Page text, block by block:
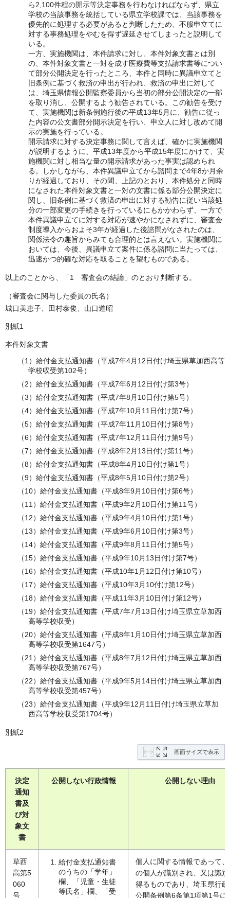
ら2,100件程の開示等決定事務を行わなければならず、県立
学校の当該事務を統括している県立学校課では、当該事務を
優先的に処理する必要があると判断したため、不服申立てに
対する事務処理をやむを得ず遅延させてしまったと説明して
いる。
一方、実施機関は、本件請求に対し、本件対象文書とは別
の、本件対象文書と一対を成す医療費等支払請求書等につい
て部分公開決定を行ったところ、本件と同時に異議申立てと
旧条例に基づく救済の申出が行われ、救済の申出に対して
は、埼玉県情報公開監察委員から当初の部分公開決定の一部
を取り消し、公開するよう勧告されている。この勧告を受け
て、実施機関は新条例施行後の平成13年5月に、勧告に従っ
た内容の公文書部分開示決定を行い、申立人に対し改めて開
示の実施を行っている。
開示請求に対する決定事務に関して言えば、確かに実施機関
が説明するように、平成13年度から平成15年度にかけて、実
施機関に対し相当な量の開示請求があった事実は認められ
る。しかしながら、本件異議申立てから諮問まで4年8か月余
りが経過しており、その間、上記のとおり、本件処分と同時
になされた本件対象文書と一対の文書に係る部分公開決定に
関し、旧条例に基づく救済の申出に対する勧告に従い当該処
分の一部変更の手続きを行っているにもかかわらず、一方で
本件異議申立てに対する対応が速やかになされずに、審査会
制度導入からおよそ3年が経過した後諮問がなされたのは、
関係法令の趣旨からみても合理的とは言えない。実施機関に
おいては、今後、異議申立て案件に係る諮問に当たっては、
迅速かつ的確な対応を取ることを望むものである。
以上のことから、「1 審査会の結論」のとおり判断する。
（審査会に関与した委員の氏名）
城口美恵子、田村泰俊、山口道昭
別紙1
本件対象文書
（1）給付金支払通知書（平成7年4月12日付け埼玉県草加西高等
学校収受第102号）
（2）給付金支払通知書（平成7年6月12日付け第3号）
（3）給付金支払通知書（平成7年8月10日付け第5号）
（4）給付金支払通知書（平成7年10月11日付け第7号）
（5）給付金支払通知書（平成7年11月10日付け第8号）
（6）給付金支払通知書（平成7年12月11日付け第9号）
（7）給付金支払通知書（平成8年2月13日付け第11号）
（8）給付金支払通知書（平成8年4月10日付け第1号）
（9）給付金支払通知書（平成8年5月10日付け第2号）
（10）給付金支払通知書（平成8年9月10日付け第6号）
（11）給付金支払通知書（平成9年2月10日付け第11号）
（12）給付金支払通知書（平成9年4月10日付け第1号）
（13）給付金支払通知書（平成9年6月10日付け第3号）
（14）給付金支払通知書（平成9年8月11日付け第5号）
（15）給付金支払通知書（平成9年10月13日付け第7号）
（16）給付金支払通知書（平成10年1月12日付け第10号）
（17）給付金支払通知書（平成10年3月10付け第12号）
（18）給付金支払通知書（平成11年3月10日付け第12号）
（19）給付金支払通知書（平成7年7月13日付け埼玉県立草加西
高等学校収受）
（20）給付金支払通知書（平成8年1月10日付け埼玉県立草加西
高等学校収受第1647号）
（21）給付金支払通知書（平成8年7月12日付け埼玉県立草加西
高等学校収受第767号）
（22）給付金支払通知書（平成9年5月14日付け埼玉県立草加西
高等学校収受第457号）
（23）給付金支払通知書（平成9年12月11日付け埼玉県立草加
西高等学校収受第1704号）
別紙2
画面サイズで表示
決定
通知
書及
び対
象文
書
公開しない行政情報 公開しない理由
草西
高第5
060
号
給付金支払通知書
のうちの「学年」
欄、「児童・生徒
等氏名」欄、「受
個人に関する情報であって
の個人が識別され、又は識
得るものであり、埼玉県行
公開条例第6条第1項第1号に